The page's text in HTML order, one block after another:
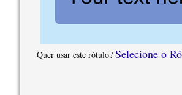
Quer usar este rótulo? Selecione o